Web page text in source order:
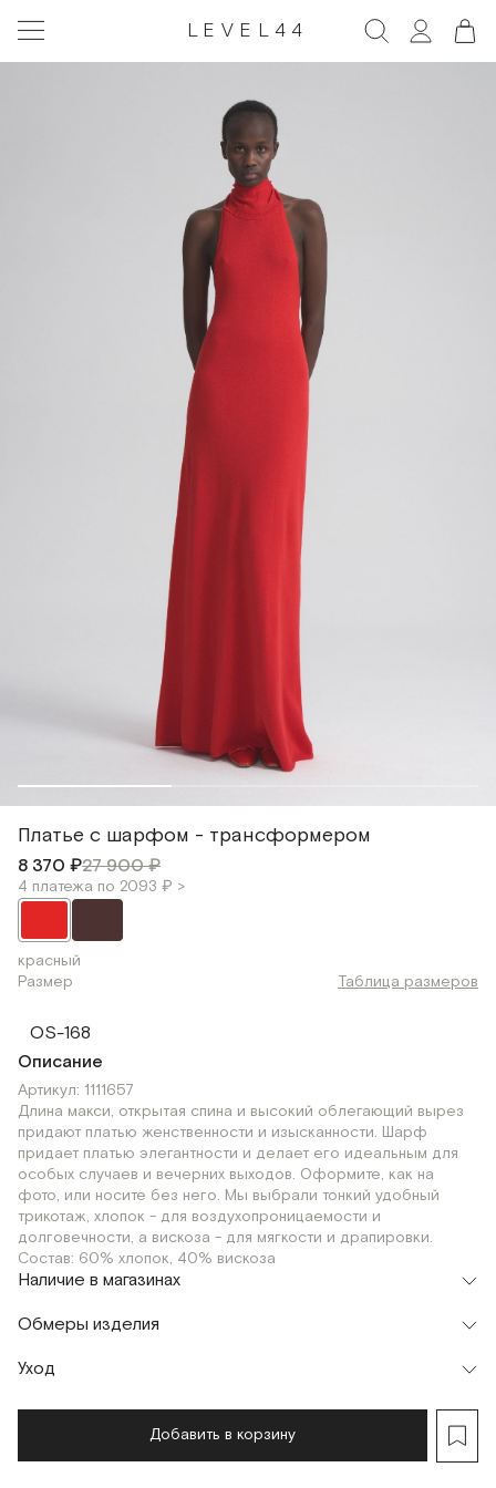
LEVEL44
Платье c шарфом - трансформером
8 370 ₽27 900 ₽
4 платежа по 2093 ₽ >
красный
Размер
Таблица размеров
OS-168
Описание
Артикул: 1111657
Длина макси, открытая спина и высокий облегающий вырез
придают платью женственности и изысканности. Шарф
придает платью элегантности и делает его идеальным для
особых случаев и вечерних выходов. Оформите, как на
фото, или носите без него. Мы выбрали тонкий удобный
трикотаж, хлопок - для воздухопроницаемости и
долговечности, а вискоза - для мягкости и драпировки.
Состав: 60% хлопок, 40% вискоза
Наличие в магазинах
Шоурум
г. Москва, Малая Бронная 24/3
OS-168
Обмеры изделия
OS-168
Уход
Добавить в корзину